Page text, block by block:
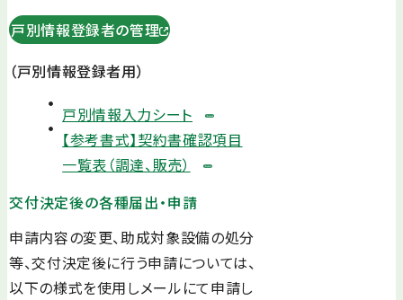
戸別情報登録者の管理
（戸別情報登録者用）
戸別情報入力シート
【参考書式】契約書確認項目
一覧表（調達、販売）
交付決定後の各種届出・申請
申請内容の変更、助成対象設備の処分
等、交付決定後に行う申請については、
以下の様式を使用しメールにて申請し